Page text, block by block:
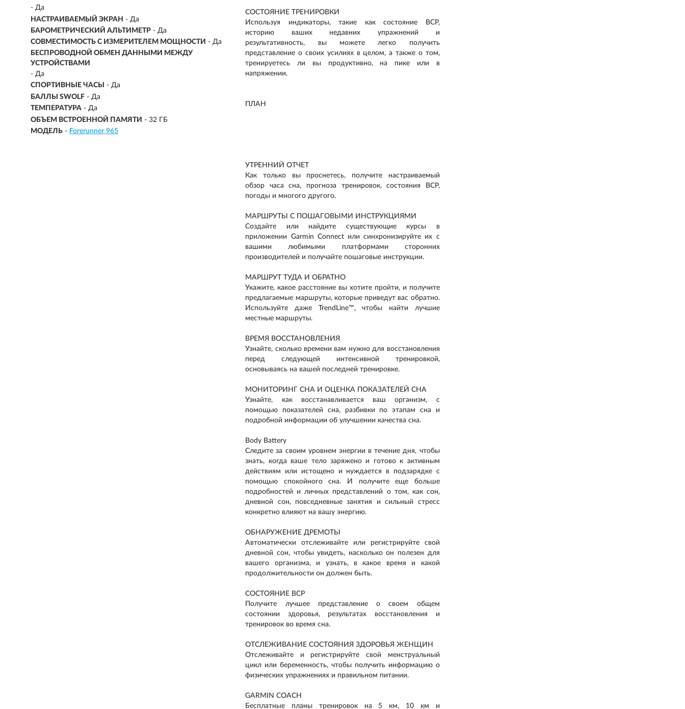
- Да
НАСТРАИВАЕМЫЙ ЭКРАН - Да
БАРОМЕТРИЧЕСКИЙ АЛЬТИМЕТР - Да
СОВМЕСТИМОСТЬ С ИЗМЕРИТЕЛЕМ МОЩНОСТИ - Да
БЕСПРОВОДНОЙ ОБМЕН ДАННЫМИ МЕЖДУ
УСТРОЙСТВАМИ
- Да
СПОРТИВНЫЕ ЧАСЫ
- Да
БАЛЛЫ SWOLF - Да
ТЕМПЕРАТУРА - Да
ОБЪЕМ ВСТРОЕННОЙ ПАМЯТИ - 32 ГБ
МОДЕЛЬ - Forerunner 965
СОСТОЯНИЕ ТРЕНИРОВКИ
Используя индикаторы, такие как состояние ВСР,
историю ваших недавних упражнений и
результативность, вы можете легко получить
представление о своих усилиях в целом, а также о том,
тренируетесь ли вы продуктивно, на пике или в
напряжении.
ПЛАН
УТРЕННИЙ ОТЧЕТ
Как только вы проснетесь, получите настраиваемый
обзор часа сна, прогноза тренировок, состояния ВСР,
погоды и многого другого.
МАРШРУТЫ С ПОШАГОВЫМИ ИНСТРУКЦИЯМИ
Создайте или найдите существующие курсы в
приложении Garmin Connect или синхронизируйте их с
вашими любимыми платформами сторонних
производителей и получайте пошаговые инструкции.
МАРШРУТ ТУДА И ОБРАТНО
Укажите, какое расстояние вы хотите пройти, и получите
предлагаемые маршруты, которые приведут вас обратно.
Используйте даже TrendLine™, чтобы найти лучшие
местные маршруты.
ВРЕМЯ ВОССТАНОВЛЕНИЯ
Узнайте, сколько времени вам нужно для восстановления
перед следующей интенсивной тренировкой,
основываясь на вашей последней тренировке.
МОНИТОРИНГ СНА И ОЦЕНКА ПОКАЗАТЕЛЕЙ СНА
Узнайте, как восстанавливается ваш организм, с
помощью показателей сна, разбивки по этапам сна и
подробной информации об улучшении качества сна.
Body Battery
Следите за своим уровнем энергии в течение дня, чтобы
знать, когда ваше тело заряжено и готово к активным
действиям или истощено и нуждается в подзарядке с
помощью спокойного сна. И получите еще больше
подробностей и личных представлений о том, как сон,
дневной сон, повседневные занятия и сильный стресс
конкретно влияют на вашу энергию.
ОБНАРУЖЕНИЕ ДРЕМОТЫ
Автоматически отслеживайте или регистрируйте свой
дневной сон, чтобы увидеть, насколько он полезен для
вашего организма, и узнать, в какое время и какой
продолжительности он должен быть.
СОСТОЯНИЕ ВСР
Получите лучшее представление о своем общем
состоянии здоровья, результатах восстановления и
тренировок во время сна.
ОТСЛЕЖИВАНИЕ СОСТОЯНИЯ ЗДОРОВЬЯ ЖЕНЩИН
Отслеживайте и регистрируйте свой менструальный
цикл или беременность, чтобы получить информацию о
физических упражнениях и правильном питании.
GARMIN COACH
Бесплатные планы тренировок на 5 км, 10 км и